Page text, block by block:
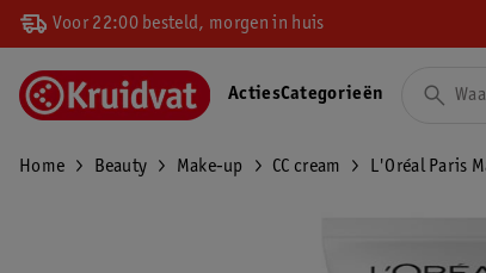
Voor 22:00 besteld, morgen in huis
ActiesCategorieën
Home Beauty Make-up CC cream L'Oréal Paris